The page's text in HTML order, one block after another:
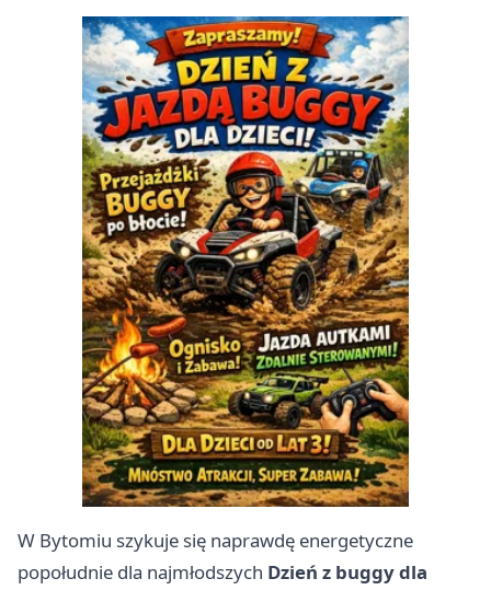
W Bytomiu szykuje się naprawdę energetyczne
popołudnie dla najmłodszych Dzień z buggy dla